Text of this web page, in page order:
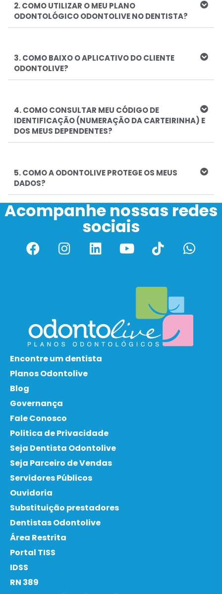
2. COMO UTILIZAR O MEU PLANO
ODONTOLÓGICO ODONTOLIVE NO DENTISTA?
3. COMO BAIXO O APLICATIVO DO CLIENTE
ODONTOLIVE?
4. COMO CONSULTAR MEU CÓDIGO DE
IDENTIFICAÇÃO (NUMERAÇÃO DA CARTEIRINHA) E
DOS MEUS DEPENDENTES?
5. COMO A ODONTOLIVE PROTEGE OS MEUS
DADOS?
Acompanhe nossas redes
sociais
Encontre um dentista
Planos Odontolive
Blog
Governança
Fale Conosco
Politica de Privacidade
Seja Dentista Odontolive
Seja Parceiro de Vendas
Servidores Públicos
Ouvidoria
Substituição prestadores
Dentistas Odontolive
Área Restrita
Portal TISS
IDSS
RN 389